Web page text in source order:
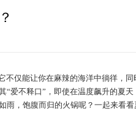
不仅能让你在麻辣的海洋中徜徉，同
“爱不释口”，即使在温度飙升的夏
雨，饱腹而归的火锅呢？一起来看